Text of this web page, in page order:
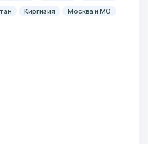
Киргизия
Москва и МО